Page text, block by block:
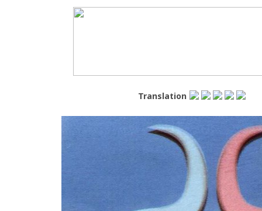
Translation